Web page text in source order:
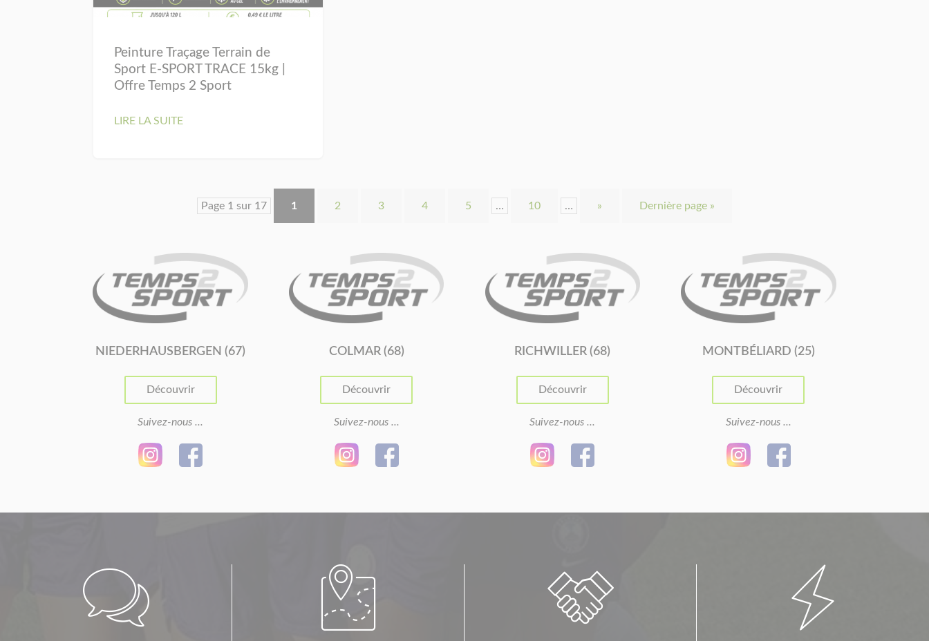
Peinture Traçage Terrain de
Sport E-SPORT TRACE 15kg |
Offre Temps 2 Sport
LIRE LA SUITE
Page 1 sur 17 1 2 3 4 5 … 10 … » Dernière page »
NIEDERHAUSBERGEN (67)
Découvrir
Suivez-nous ...
COLMAR (68)
Découvrir
Suivez-nous ...
RICHWILLER (68)
Découvrir
Suivez-nous ...
MONTBÉLIARD (25)
Découvrir
Suivez-nous ...
   